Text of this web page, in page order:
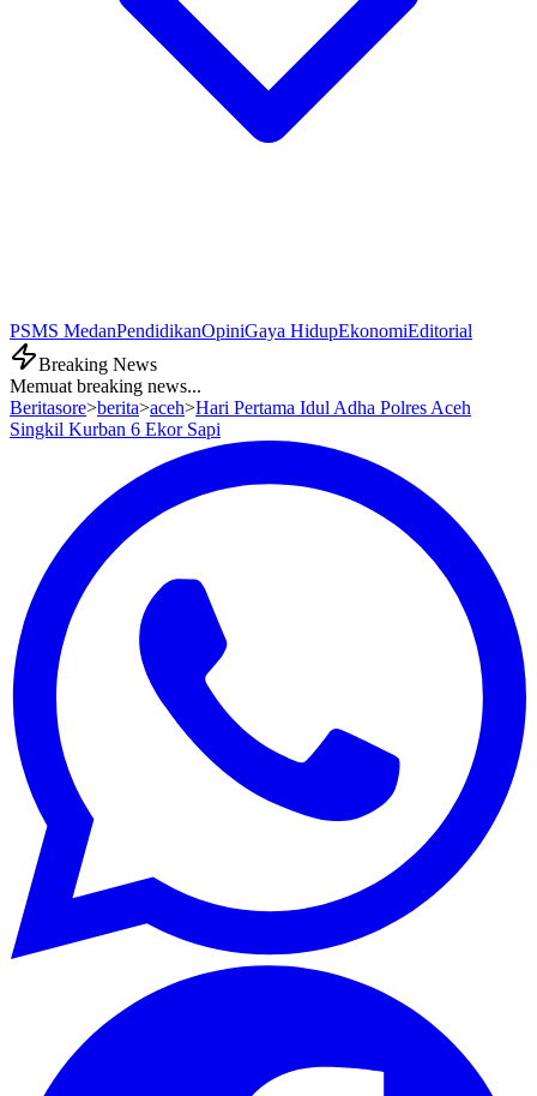
PSMS MedanPendidikanOpiniGaya HidupEkonomiEditorial
Breaking News
Memuat breaking news...
Beritasore>berita>aceh>Hari Pertama Idul Adha Polres Aceh
Singkil Kurban 6 Ekor Sapi